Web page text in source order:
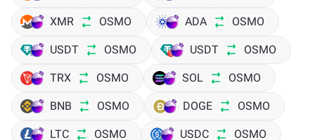
XMR OSMO ADA OSMO
USDT OSMO USDT OSMO
TRX OSMO SOL OSMO
BNB OSMO DOGE OSMO
LTC OSMO USDC OSMO